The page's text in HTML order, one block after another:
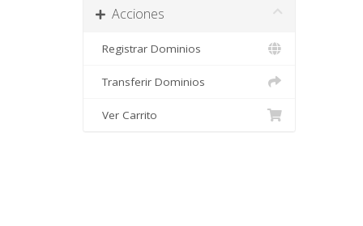
Acciones
Registrar Dominios
Transferir Dominios
Ver Carrito